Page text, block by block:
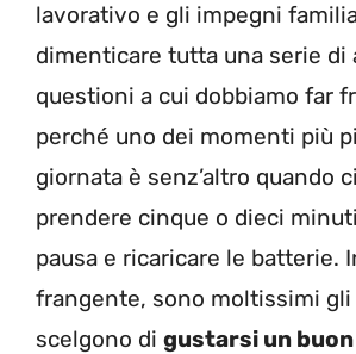
lavorativo e gli impegni
dimenticare tutta una serie di
questioni a cui dobbiamo far
perché uno dei momenti più
giornata è senz’altro quando
prendere cinque o dieci
pausa e ricaricare le batterie.
frangente, sono moltissimi
scelgono di gustarsi un